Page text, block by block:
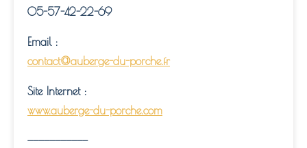
05-57-42-22-69
Email :
contact@auberge-du-porche.fr
Site Internet :
www.auberge-du-porche.com
———————————